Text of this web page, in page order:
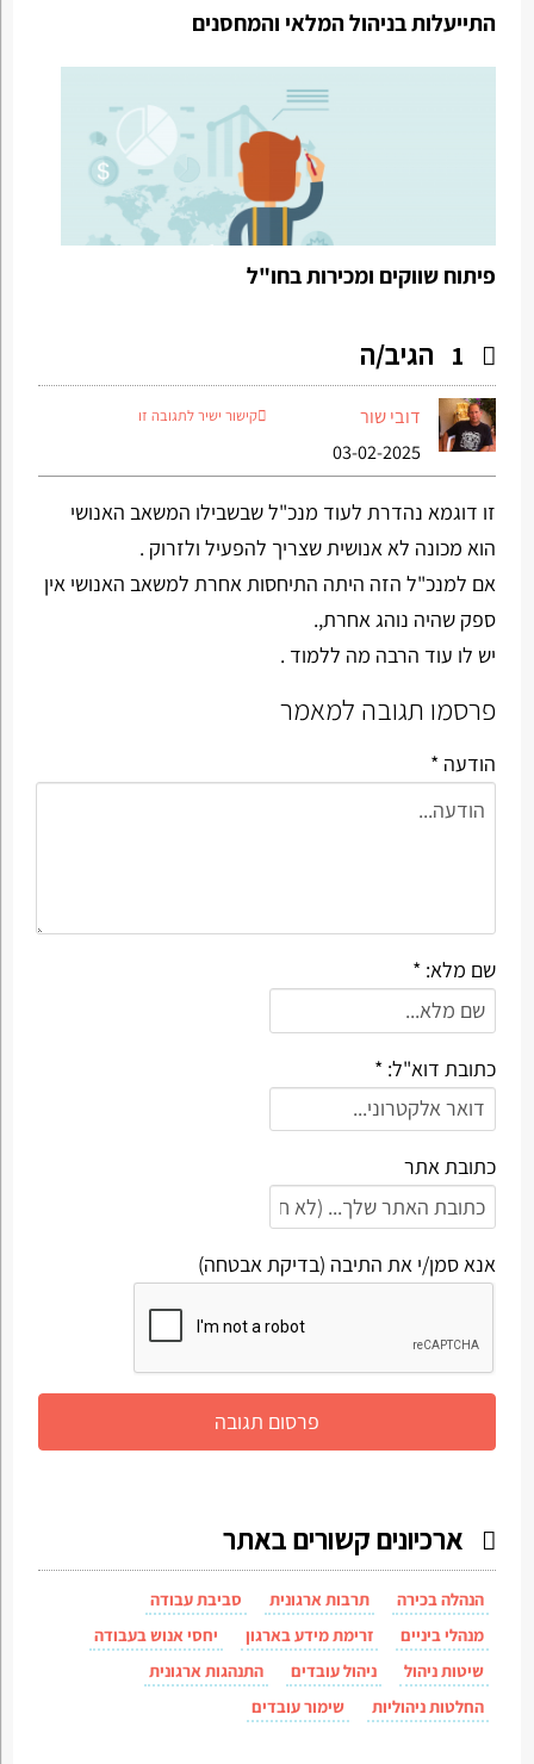
התייעלות בניהול המלאי והמחסנים
פיתוח שווקים ומכירות בחו"ל
1 הגיב/ה
דובי שור
03-02-2025
קישור ישיר לתגובה זו
זו דוגמא נהדרת לעוד מנכ"ל שבשבילו המשאב האנושי
הוא מכונה לא אנושית שצריך להפעיל ולזרוק .
אם למנכ"ל הזה היתה התיחסות אחרת למשאב האנושי אין
ספק שהיה נוהג אחרת,.
יש לו עוד הרבה מה ללמוד .
פרסמו תגובה למאמר
הודעה *
שם מלא: *
כתובת דוא"ל: *
כתובת אתר
אנא סמן/י את התיבה (בדיקת אבטחה)
ארכיונים קשורים באתר
הנהלה בכירה תרבות ארגונית
סביבת עבודה
מנהלי ביניים
זרימת מידע בארגון
יחסי אנוש בעבודה
שיטות ניהול
ניהול עובדים
התנהגות ארגונית
החלטות ניהוליות
שימור עובדים